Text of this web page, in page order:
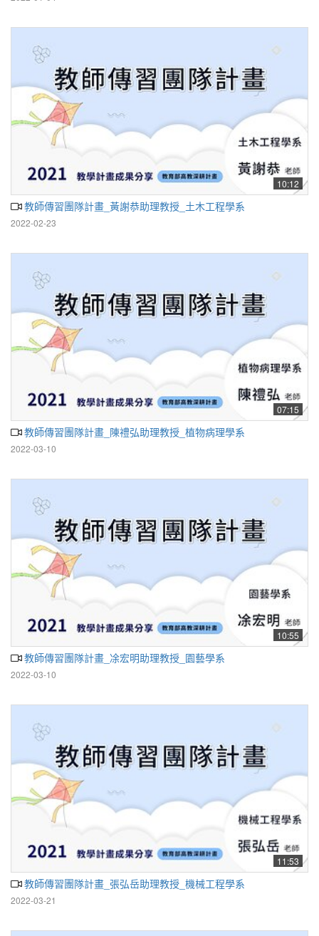
10:12
教師傳習團隊計畫_黃謝恭助理教授_土木工程學系
2022-02-23
07:15
教師傳習團隊計畫_陳禮弘助理教授_植物病理學系
2022-03-10
10:55
教師傳習團隊計畫_凃宏明助理教授_園藝學系
2022-03-10
11:53
教師傳習團隊計畫_張弘岳助理教授_機械工程學系
2022-03-21